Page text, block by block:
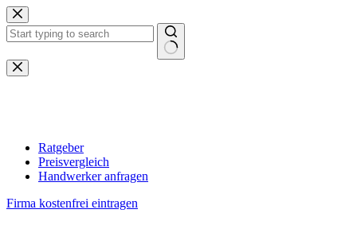
Zum
Inhalt
springen
Keine
Ergebnisse
Ratgeber
Preisvergleich
Handwerker anfragen
Firma kostenfrei eintragen